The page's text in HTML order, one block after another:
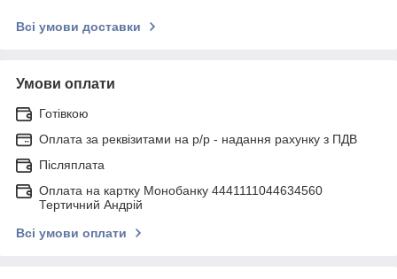
Всі умови доставки
Умови оплати
Готівкою
Оплата за реквізитами на р/р - надання рахунку з ПДВ
Післяплата
Оплата на картку Монобанку 4441111044634560
Тертичний Андрій
Всі умови оплати